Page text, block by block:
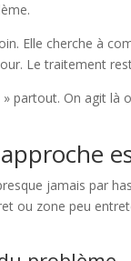
Elle cherche à
Le traitement
partout. On agit là
jamais par
ou zone peu